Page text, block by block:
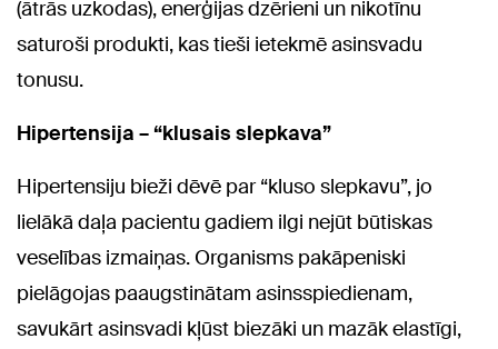
(ātrās uzkodas), enerģijas dzērieni un nikotīnu
saturoši produkti, kas tieši ietekmē asinsvadu
tonusu.
Hipertensija – “klusais slepkava”
Hipertensiju bieži dēvē par “kluso slepkavu”, jo
lielākā daļa pacientu gadiem ilgi nejūt būtiskas
veselības izmaiņas. Organisms pakāpeniski
pielāgojas paaugstinātam asinsspiedienam,
savukārt asinsvadi kļūst biezāki un mazāk elastīgi,